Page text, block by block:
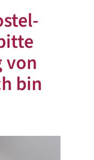
von
bin